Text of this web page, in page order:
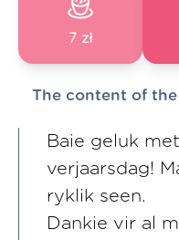
7 zł
The content of the
Baie geluk
verjaarsdag!
ryklik seen.
Dankie vir al